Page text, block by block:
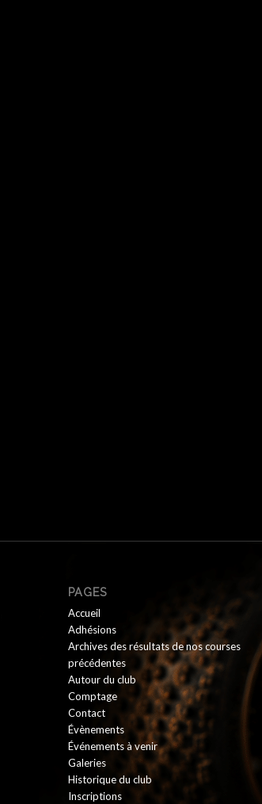
PAGES
Accueil
Adhésions
Archives des résultats de nos courses
précédentes
Autour du club
Comptage
Contact
Évènements
Événements à venir
Galeries
Historique du club
Inscriptions